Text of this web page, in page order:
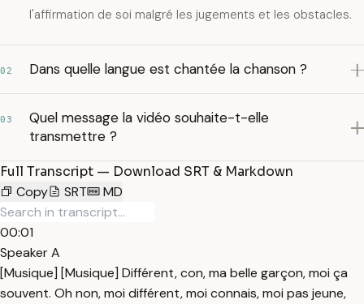
l'affirmation de soi malgré les jugements et les obstacles.
02 Dans quelle langue est chantée la chanson ?
03
Quel message la vidéo souhaite-t-elle
transmettre ?
Full Transcript — Download SRT & Markdown
Copy
SRT MD
00:01
Speaker A
[Musique] [Musique] Différent, con, ma belle garçon, moi ça
souvent. Oh non, moi différent, moi connais, moi pas jeune,